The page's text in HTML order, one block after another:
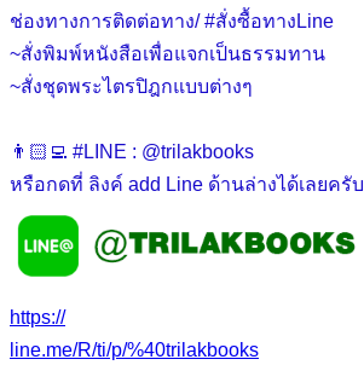
ช่องทางการติดต่อทาง/ #สั่งซื้อทางLine
~สั่งพิมพ์หนังสือเพื่อแจกเป็นธรรมทาน
~สั่งชุดพระไตรปิฎกแบบต่างๆ
👨🏻‍💻 #LINE : @trilakbooks
หรือกดที่ ลิงค์ add Line ด้านล่างได้เลยครับ
https://
line.me/R/ti/p/%40trilakbooks